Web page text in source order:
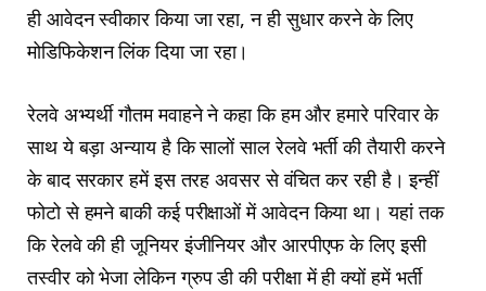
ही आवेदन स्वीकार किया जा रहा, न ही सुधार करने के लिए
मोडिफिकेशन लिंक दिया जा रहा।
रेलवे अभ्यर्थी गौतम मवाहने ने कहा कि हम और हमारे परिवार के
साथ ये बड़ा अन्याय है कि सालों साल रेलवे भर्ती की तैयारी करने
के बाद सरकार हमें इस तरह अवसर से वंचित कर रही है। इन्हीं
फोटो से हमने बाकी कई परीक्षाओं में आवेदन किया था। यहां तक
कि रेलवे की ही जूनियर इंजीनियर और आरपीएफ के लिए इसी
तस्वीर को भेजा लेकिन ग्रुप डी की परीक्षा में ही क्यों हमें भर्ती